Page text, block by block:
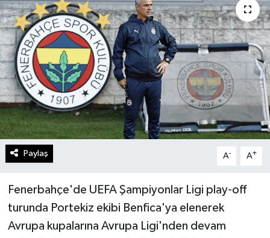
Paylaş A- A+
Fenerbahçe'de UEFA Şampiyonlar Ligi play-off
turunda Portekiz ekibi Benfica'ya elenerek
Avrupa kupalarına Avrupa Ligi'nden devam
Lider Haber TV Canlı Yayın izle